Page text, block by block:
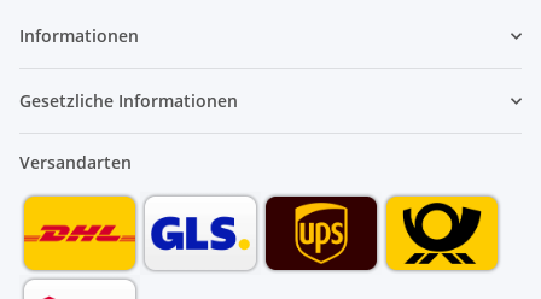
Informationen
Gesetzliche Informationen
Versandarten